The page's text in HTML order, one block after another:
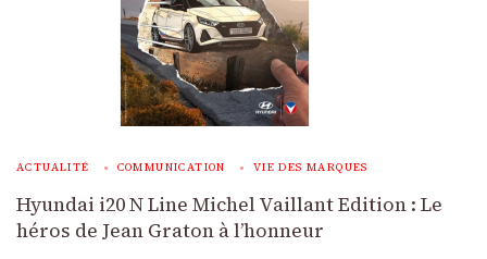
ACTUALITÉ COMMUNICATION VIE DES MARQUES
Hyundai i20 N Line Michel Vaillant Edition : Le
héros de Jean Graton à l’honneur